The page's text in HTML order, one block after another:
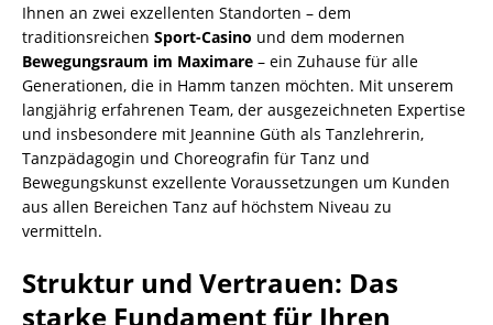
Ihnen an zwei exzellenten Standorten – dem
traditionsreichen Sport-Casino und dem modernen
Bewegungsraum im Maximare – ein Zuhause für alle
Generationen, die in Hamm tanzen möchten. Mit unserem
langjährig erfahrenen Team, der ausgezeichneten Expertise
und insbesondere mit Jeannine Güth als Tanzlehrerin,
Tanzpädagogin und Choreografin für Tanz und
Bewegungskunst exzellente Voraussetzungen um Kunden
aus allen Bereichen Tanz auf höchstem Niveau zu
vermitteln.
​Struktur und Vertrauen: Das
starke Fundament für Ihren